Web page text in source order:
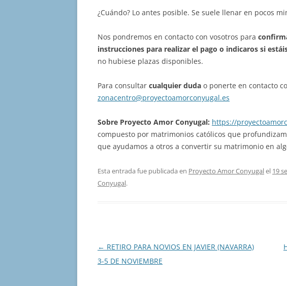
¿Cuándo? Lo antes posible. Se suele llenar en pocos
Nos pondremos en contacto con vosotros para
instrucciones para realizar el pago o indicaros si
no hubiese plazas disponibles.
Para consultar cualquier duda o ponerte en contacto
zonacentro@proyectoamorconyugal.es
Sobre Proyecto Amor Conyugal: https://
compuesto por matrimonios católicos que
que ayudamos a otros a convertir su matrimonio en
Esta entrada fue publicada en Proyecto Amor Conyugalel 19
Conyugal.
Navegación
de
← RETIRO PARA NOVIOS EN JAVIER (NAVARRA)
3-5 DE NOVIEMBRE